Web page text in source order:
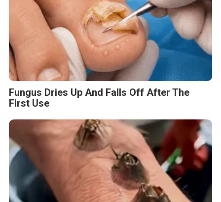
Fungus Dries Up And Falls Off After The
First Use